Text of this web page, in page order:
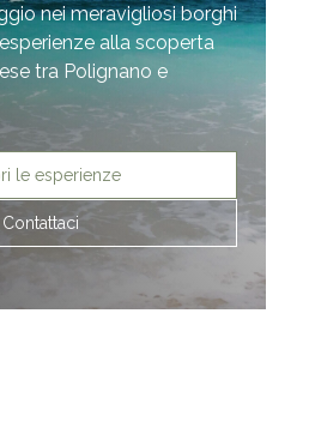
nei meravigliosi borghi
alla scoperta
tra Polignano e
le esperienze
Contattaci